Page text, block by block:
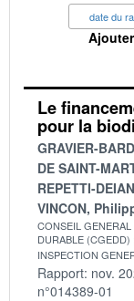
date du
Le
pour la
GRAVIER-
DE SAINT-
REPETTI-
VINCON,
CONSEIL
DURABLE (CGEDD)
INSPECTION
Rapport: nov.
n°014389-01